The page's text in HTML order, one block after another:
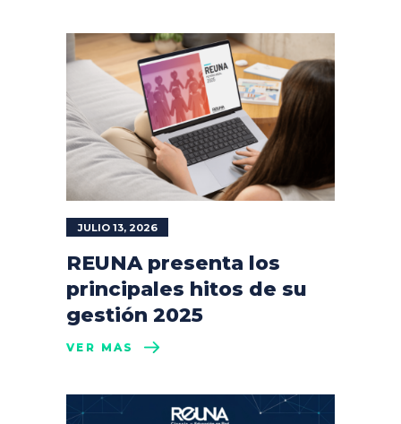
JULIO 13, 2026
REUNA presenta los
principales hitos de su
gestión 2025
VER MÁS